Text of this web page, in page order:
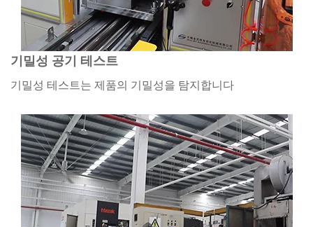
기밀성 공기 테스트
기밀성 테스트는 제품의 기밀성을 탐지합니다